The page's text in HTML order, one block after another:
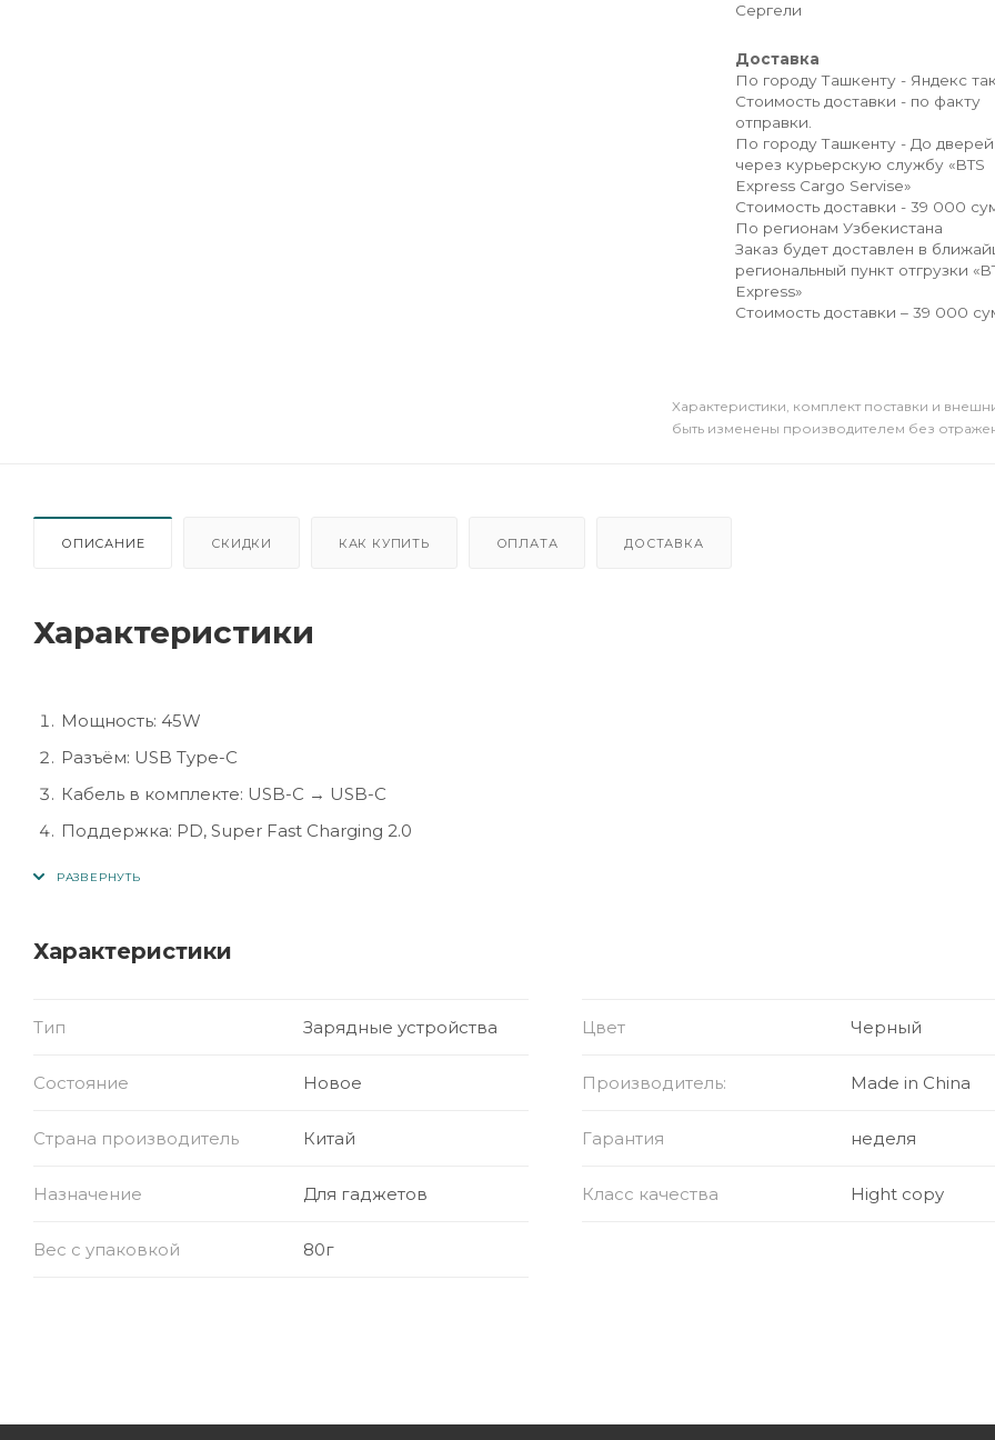
Сергели
Доставка
По городу Ташкенту - Яндекс
Стоимость доставки - по факту
отправки.
По городу Ташкенту - До дверей
через курьерскую службу «BTS
Express Cargo Servise»
Стоимость доставки - 39 000
По регионам Узбекистана
Заказ будет доставлен в
региональный пункт отгрузки
Express»
Стоимость доставки – 39 000
Xарактеристики, комплект поставки и
быть изменены производителем без
ОПИСАНИЕ СКИДКИ КАК КУПИТЬ ОПЛАТА ДОСТАВКА
Характеристики
Мощность: 45W
Разъём: USB Type-C
Кабель в комплекте: USB-C → USB-C
Поддержка: PD, Super Fast Charging 2.0
Характеристики
Тип Зарядные устройства Цвет Черный
Состояние Новое Производитель: Made in China
Страна производитель Китай Гарантия неделя
Назначение Для гаджетов Класс качества Hight copy
Вес с упаковкой 80г